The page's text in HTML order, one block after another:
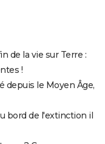
de la vie sur Terre :
!
depuis le Moyen Âge,
bord de l'extinction il